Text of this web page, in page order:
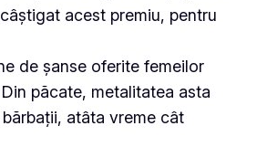
acest premiu, pentru
de șanse oferite femeilor
păcate, metalitatea asta
atâta vreme cât